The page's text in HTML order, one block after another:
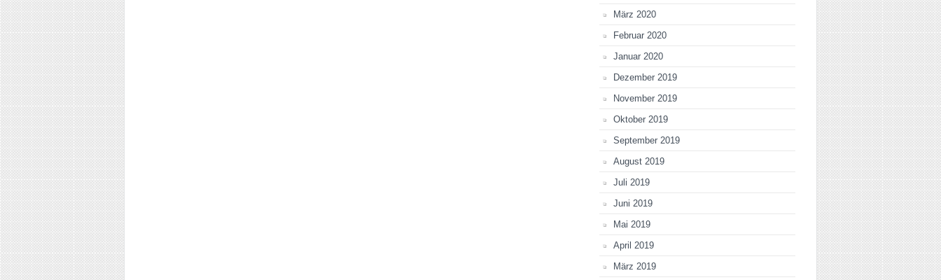
März 2020
Februar 2020
Januar 2020
Dezember 2019
November 2019
Oktober 2019
September 2019
August 2019
Juli 2019
Juni 2019
Mai 2019
April 2019
März 2019